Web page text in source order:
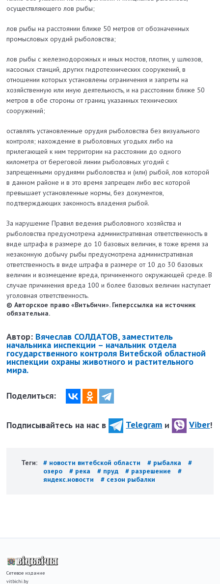
осуществляющего лов рыбы;
лов рыбы на расстоянии ближе 50 метров от обозначенных
промысловых орудий рыболовства;
лов рыбы с железнодорожных и иных мостов, плотин, у шлюзов,
насосных станций, других гидротехнических сооружений, в
отношении которых установлены ограничения и запреты на
хозяйственную или иную деятельность, и на расстоянии ближе 50
метров в обе стороны от границ указанных технических
сооружений;
оставлять установленные орудия рыболовства без визуального
контроля; нахождение в рыболовных угодьях либо на
прилегающей к ним территории на расстоянии до одного
километра от береговой линии рыболовных угодий с
запрещенными орудиями рыболовства и (или) рыбой, лов которой
в данном районе и в это время запрещен либо вес которой
превышает установленные нормы, без документов,
подтверждающих законность владения рыбой.
За нарушение Правил ведения рыболовного хозяйства и
рыболовства предусмотрена административная ответственность в
виде штрафа в размере до 10 базовых величин, в тоже время за
незаконную добычу рыбы предусмотрена административная
ответственность в виде штрафа в размере от 10 до 30 базовых
величин и возмещение вреда, причиненного окружающей среде. В
случае причинения вреда 100 и более базовых величин наступает
уголовная ответственность.
© Авторское право «Витьбичи». Гиперссылка на источник
обязательна.
Автор: Вячеслав СОЛДАТОВ, заместитель
начальника инспекции – начальник отдела
государственного контроля Витебской областной
инспекции охраны животного и растительного
мира.
Поделиться:
Подписывайтесь на нас в Telegram и Viber!
Теги: # новости витебской области # рыбалка
#
озеро
# река # пруд # разрешение
#
яндекс.новости
# сезон рыбалки
Сетевое издание
vitbichi.by